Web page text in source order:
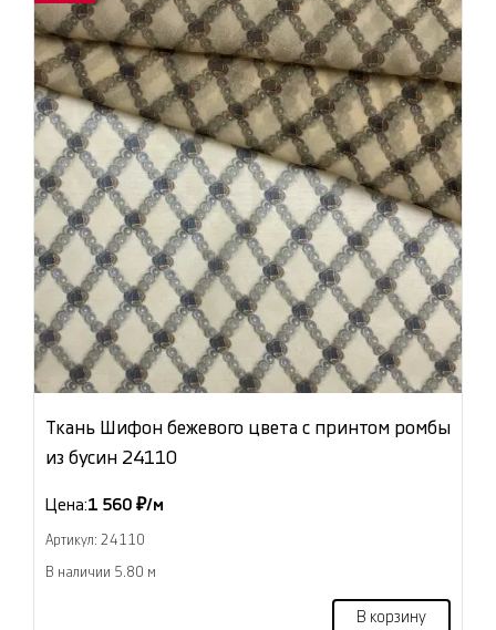
Ткань Шифон бежевого цвета с принтом ромбы
из бусин 24110
Цена:1 560 ₽/м
Артикул: 24110
В наличии 5.80 м
В корзину